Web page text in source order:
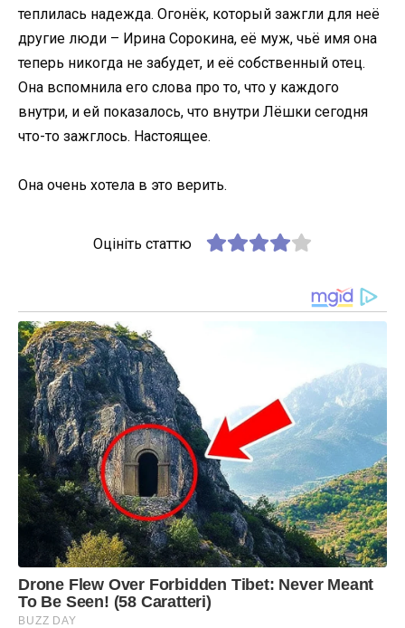
теплилась надежда. Огонёк, который зажгли для неё
другие люди – Ирина Сорокина, её муж, чьё имя она
теперь никогда не забудет, и её собственный отец.
Она вспомнила его слова про то, что у каждого
внутри, и ей показалось, что внутри Лёшки сегодня
что-то зажглось. Настоящее.
Она очень хотела в это верить.
Оцініть статтю